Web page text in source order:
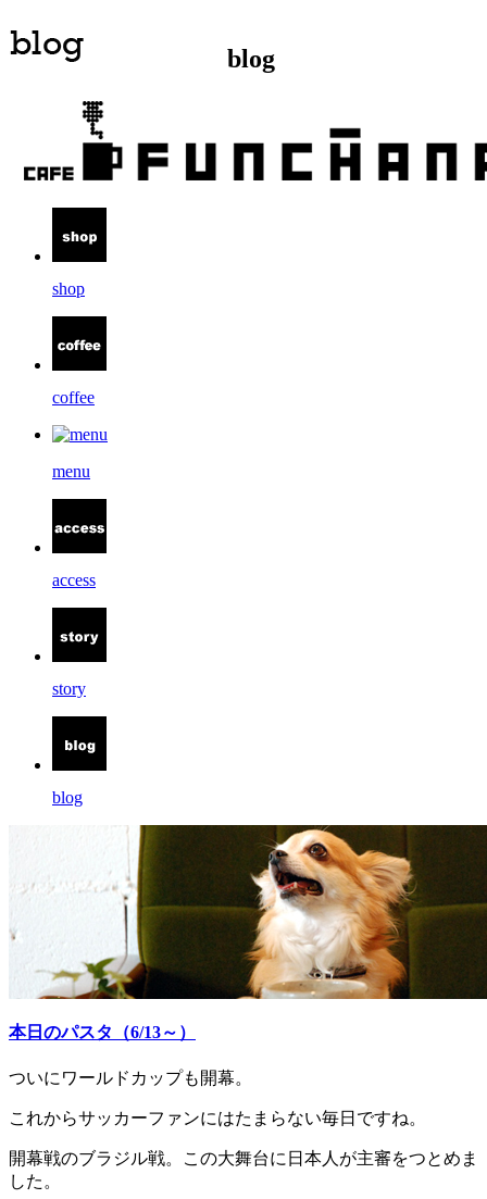
blog
shop
coffee
menu
access
story
blog
本日のパスタ（6/13～）
ついにワールドカップも開幕。
これからサッカーファンにはたまらない毎日ですね。
開幕戦のブラジル戦。この大舞台に日本人が主審をつとめま
した。